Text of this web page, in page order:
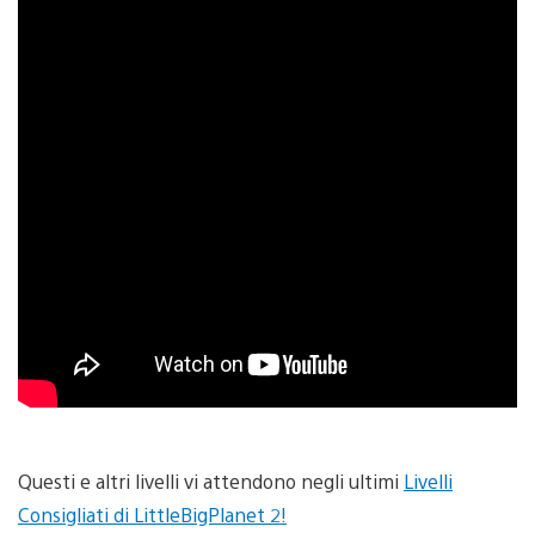
Questi e altri livelli vi attendono negli ultimi Livelli
Consigliati di LittleBigPlanet 2!